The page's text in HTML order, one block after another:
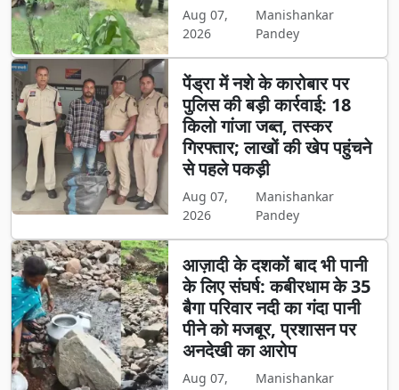
Aug 07,
2026
Manishankar
Pandey
पेंड्रा में नशे के कारोबार पर
पुलिस की बड़ी कार्रवाई: 18
किलो गांजा जब्त, तस्कर
गिरफ्तार; लाखों की खेप पहुंचने
से पहले पकड़ी
Aug 07,
2026
Manishankar
Pandey
आज़ादी के दशकों बाद भी पानी
के लिए संघर्ष: कबीरधाम के 35
बैगा परिवार नदी का गंदा पानी
पीने को मजबूर, प्रशासन पर
अनदेखी का आरोप
Aug 07,
Manishankar